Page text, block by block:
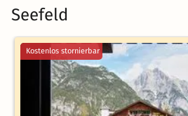
Seefeld
Kostenlos stornierbar